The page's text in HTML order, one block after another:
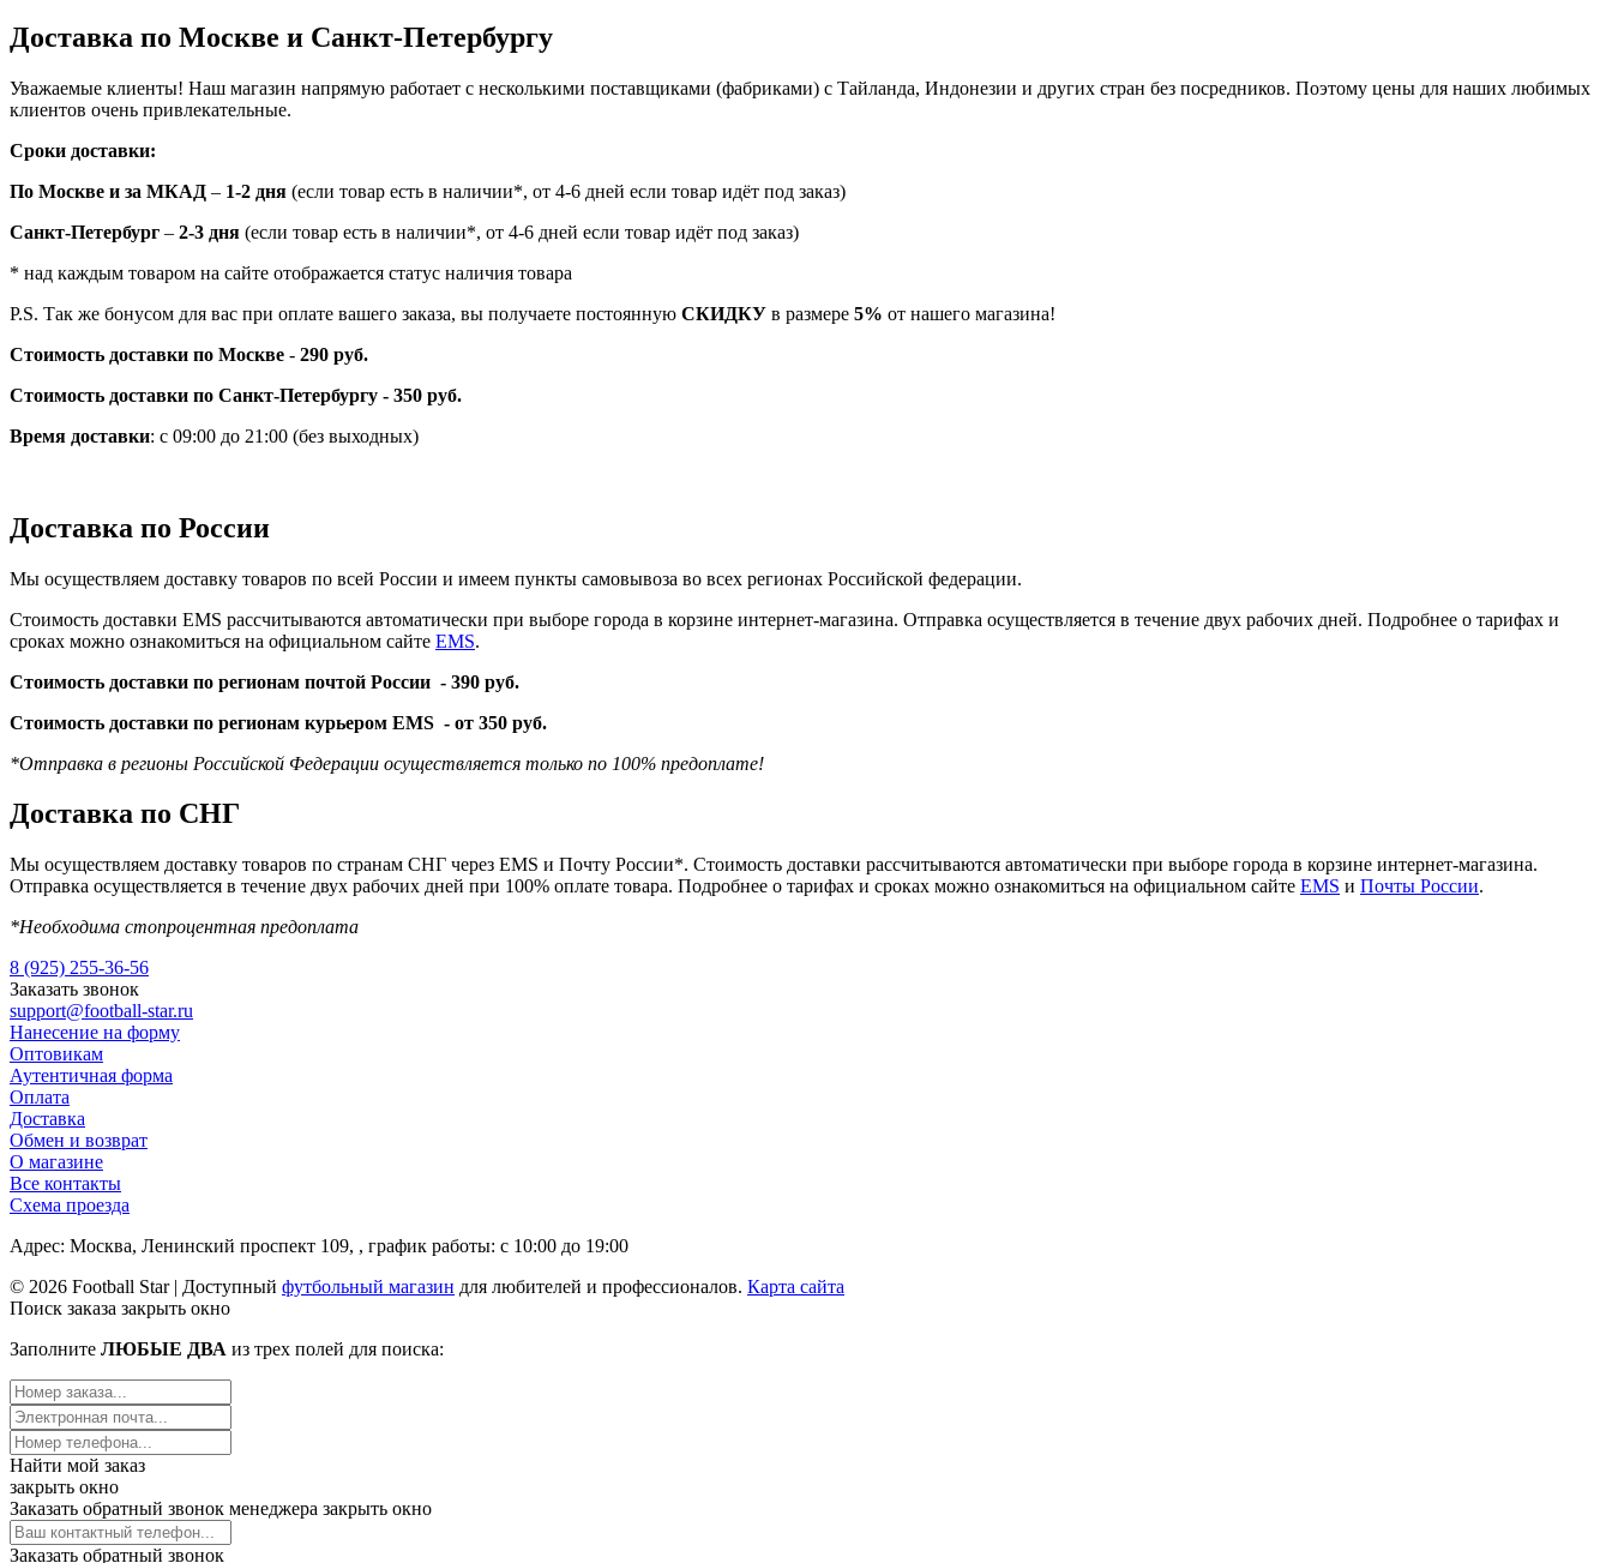
Доставка по Москве и Санкт-Петербургу
Уважаемые клиенты! Наш магазин напрямую работает с несколькими поставщиками (фабриками) с Тайланда, Индонезии и других стран без посредников. Поэтому цены для наших любимых
клиентов очень привлекательные.
Сроки доставки:
По Москве и за МКАД – 1-2 дня (если товар есть в наличии*, от 4-6 дней если товар идёт под заказ)
Санкт-Петербург – 2-3 дня (если товар есть в наличии*, от 4-6 дней если товар идёт под заказ)
* над каждым товаром на сайте отображается статус наличия товара
P.S. Так же бонусом для вас при оплате вашего заказа, вы получаете постоянную СКИДКУ в размере 5% от нашего магазина!
Стоимость доставки по Москве - 290 руб.
Стоимость доставки по Санкт-Петербургу - 350 руб.
Время доставки: с 09:00 до 21:00 (без выходных)
Доставка по России
Мы осуществляем доставку товаров по всей России и имеем пункты самовывоза во всех регионах Российской федерации.
Стоимость доставки EMS рассчитываются автоматически при выборе города в корзине интернет-магазина. Отправка осуществляется в течение двух рабочих дней. Подробнее о тарифах и
сроках можно ознакомиться на официальном сайте EMS.
Стоимость доставки по регионам почтой России - 390 руб.
Стоимость доставки по регионам курьером EMS - от 350 руб.
*Отправка в регионы Российской Федерации осуществляется только по 100% предоплате!
Доставка по СНГ
Мы осуществляем доставку товаров по странам СНГ через EMS и Почту России*. Стоимость доставки рассчитываются автоматически при выборе города в корзине интернет-магазина.
Отправка осуществляется в течение двух рабочих дней при 100% оплате товара. Подробнее о тарифах и сроках можно ознакомиться на официальном сайте EMS и Почты России.
*Необходима стопроцентная предоплата
8 (925) 255-36-56
Заказать звонок
support@football-star.ru
Нанесение на форму
Оптовикам
Аутентичная форма
Оплата
Доставка
Обмен и возврат
О магазине
Все контакты
Схема проезда
Адрес: Москва, Ленинский проспект 109, , график работы: с 10:00 до 19:00
© 2026 Football Star | Доступный футбольный магазин для любителей и профессионалов. Карта сайта
Поиск заказа закрыть окно
Заполните ЛЮБЫЕ ДВА из трех полей для поиска:
Найти мой заказ
закрыть окно
Заказать обратный звонок менеджера закрыть окно
Заказать обратный звонок